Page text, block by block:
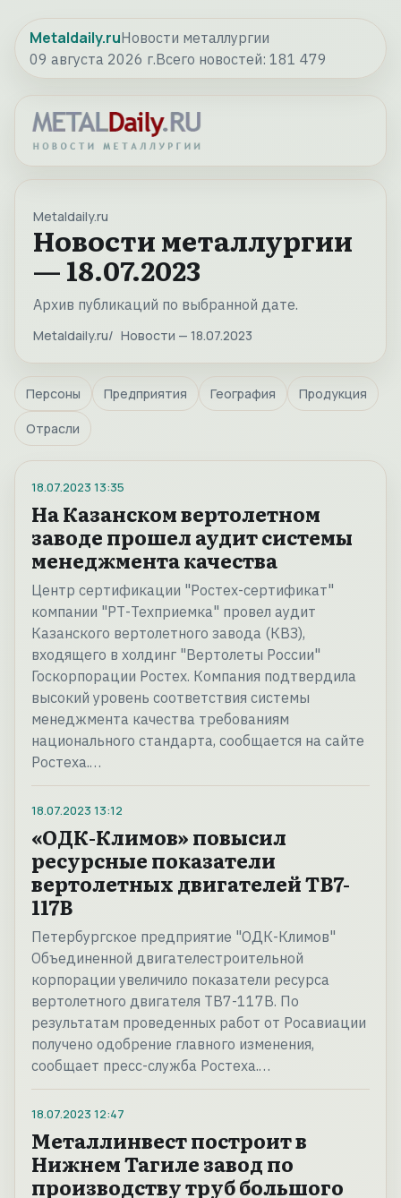
Metaldaily.ruНовости металлургии
09 августа 2026 г.Всего новостей: 181 479
Metaldaily.ru
Новости металлургии
— 18.07.2023
Архив публикаций по выбранной дате.
Metaldaily.ru Новости — 18.07.2023
Персоны Предприятия География Продукция
Отрасли
18.07.2023 13:35
На Казанском вертолетном
заводе прошел аудит системы
менеджмента качества
Центр сертификации "Ростех-сертификат"
компании "РТ-Техприемка" провел аудит
Казанского вертолетного завода (КВЗ),
входящего в холдинг "Вертолеты России"
Госкорпорации Ростех. Компания подтвердила
высокий уровень соответствия системы
менеджмента качества требованиям
национального стандарта, сообщается на сайте
Ростеха.…
18.07.2023 13:12
«ОДК-Климов» повысил
ресурсные показатели
вертолетных двигателей ТВ7-
117В
Петербургское предприятие "ОДК-Климов"
Объединенной двигателестроительной
корпорации увеличило показатели ресурса
вертолетного двигателя ТВ7-117В. По
результатам проведенных работ от Росавиации
получено одобрение главного изменения,
сообщает пресс-служба Ростеха.…
18.07.2023 12:47
Металлинвест построит в
Нижнем Тагиле завод по
производству труб большого